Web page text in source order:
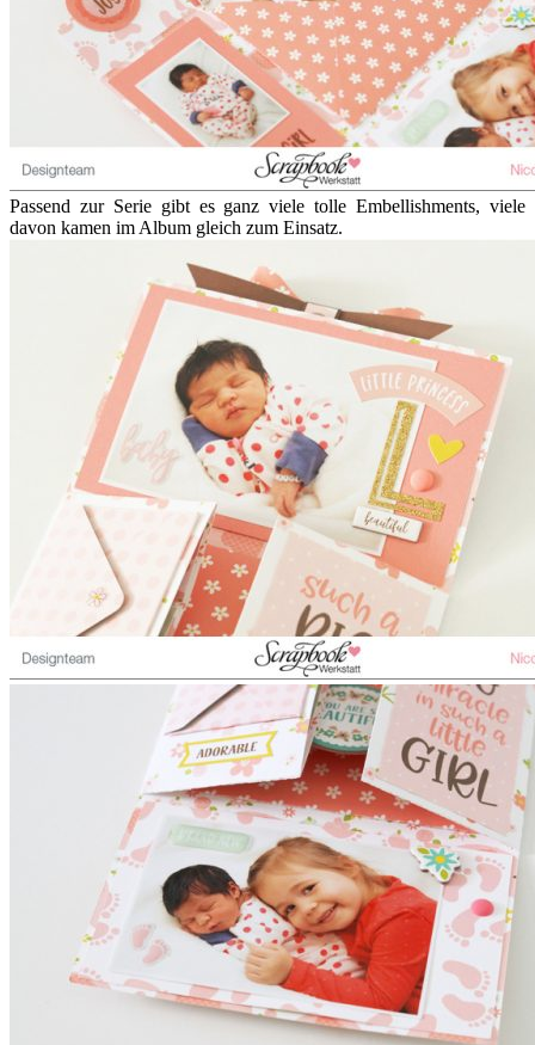
Passend zur Serie gibt es ganz viele tolle Embellishments, viele
davon kamen im Album gleich zum Einsatz.